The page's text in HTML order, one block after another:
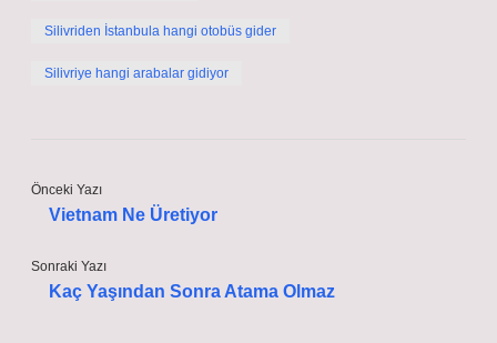
Silivriden İstanbula hangi otobüs gider
Silivriye hangi arabalar gidiyor
Önceki Yazı
Vietnam Ne Üretiyor
Sonraki Yazı
Kaç Yaşından Sonra Atama Olmaz